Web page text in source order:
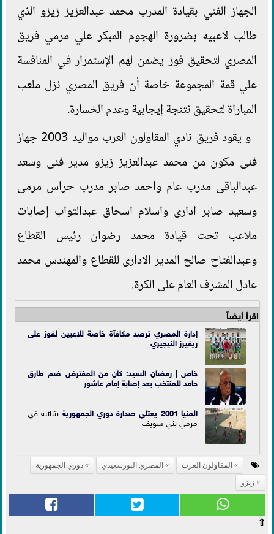
الجهاز الفني بقيادة المدرب محمد عبدالعزيز زيزو الذي
طالب لاعبيه بضرورة الهجوم المبكر علي مرمي فريق
المصري لتحقيق فوز يضمن لهم الإستمرار في المنافسة
علي قمة المجموعة خاصة أن فريق المصري نزل ملعب
المباراة لتحقيق نتئجة إيجابية وعدم الخسارة.
و يقود فريق نادي المقاولون العرب مواليد 2003 جهاز
فنى مكون من محمد عبدالعزيز زيزو مدير فنى وسعد
عبدالباقى مدرب عام واحمد صابر مدرب حراس مرمى
وسعيد صابر ادارى واسلام اسحاق عبدالتواب إصابات
ملاعب تحت قيادة محمد رضوان رئيس القطاع
وعبدالفتاح صالح المدير الادارى للقطاع والمهندس محمد
عادل المشرف العام على الكرة.
اقرأ أيضاً
إدارة المصري ترصد مكافآة خاصة للاعبين لفوز على
ريفيرز النيجيري
خاص | رمضان السيد: كان من المفترض ضم طارق
حامد للمنتخب بعد إصابة إمام عاشور
المنيا 2001 يعتلي صدارة دوري الجمهورية بثنائية في
مرمي بني سويف
المقاولون العرب المصري البورسعيدي
دوري الجمهورية
زيزو
⇧